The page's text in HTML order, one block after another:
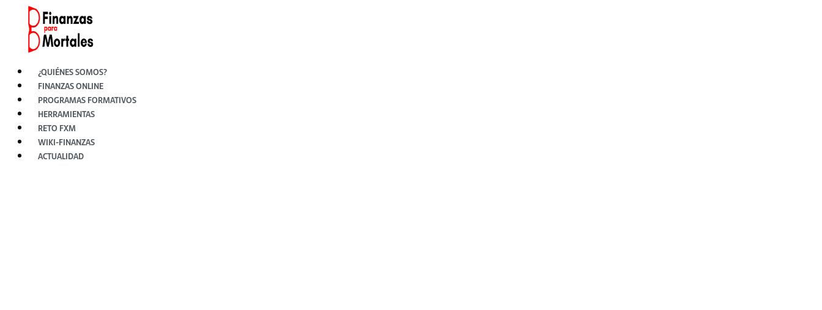
contenido
¿QUIÉNES SOMOS?
FINANZAS ONLINE
PROGRAMAS FORMATIVOS
HERRAMIENTAS
RETO FXM
WIKI-FINANZAS
ACTUALIDAD